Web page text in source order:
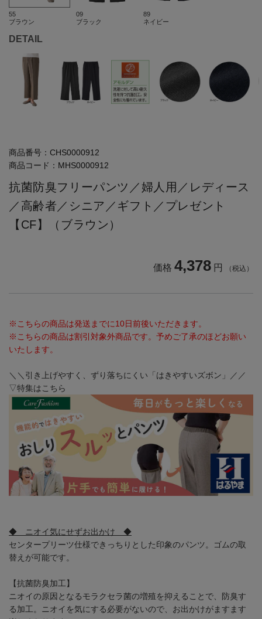
55
ブラウン
09
ブラック
89
ネイビー
DETAIL
商品番号： CHS0000912
商品コード： MHS0000912
抗菌防臭フリーパンツ／婦人用／レディース
／高齢者／シニア／ギフト／プレゼント
【CF】（ブラウン）
価格 4,378 円 （税込）
※こちらの商品は発送までに10日前後いただきます。
※こちらの商品は割引対象外商品です。予めご了承のほどお願い
いたします。
＼＼引き上げやすく、ずり落ちにくい「はきやすいズボン」／／
▽特集はこちら
◆ ニオイ気にせずお出かけ ◆
センタープリーツ仕様できっちりとした印象のパンツ。ゴムの取
替えが可能です。
【抗菌防臭加工】
ニオイの原因となるモラクセラ菌の増殖を抑えることで、防臭す
る加工。ニオイを気にする必要がないので、お出かけがますます